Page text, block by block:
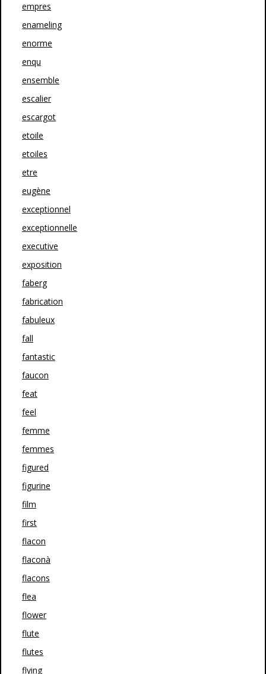
empres
enameling
enorme
enqu
ensemble
escalier
escargot
etoile
etoiles
etre
eugène
exceptionnel
exceptionnelle
executive
exposition
faberg
fabrication
fabuleux
fall
fantastic
faucon
feat
feel
femme
femmes
figured
figurine
film
first
flacon
flaconà
flacons
flea
flower
flute
flutes
flying